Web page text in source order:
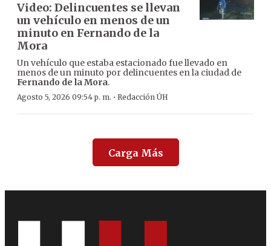
Video: Delincuentes se llevan
un vehículo en menos de un
minuto en Fernando de la
Mora
Un vehículo que estaba estacionado fue llevado en
menos de un minuto por delincuentes en la ciudad de
Fernando de la Mora.
Agosto 5, 2026 09:54 p. m. · Redacción ÚH
Carga Más